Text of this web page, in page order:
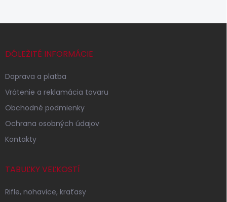
pDÔLEŽITÉ INFORMÁCIE
Doprava a platba
Vrátenie a reklamácia tovaru
Obchodné podmienky
Ochrana osobných údajov
Kontakty
TABUĽKY VEĽKOSTÍ
Rifle, nohavice, kraťasy